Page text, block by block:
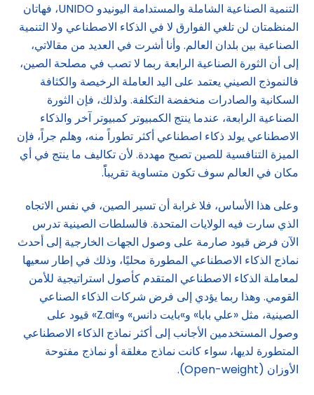
التنمية الصناعية الشاملة والمستدامة اليونيدو UNIDO، فهاتان
المنظمتان لن تلغي الفوارق لا في الذكاء الاصطناعي ولا التنمية
الصناعية بين بلدان العالم. وأنا أشرت في العديد من مقالاتي،
إلى أن الثورة الصناعية الرابعة ربما لا تصب في مصلحة الصين،
فالنموذج الصيني يعتمد على اليد العاملة الرخيصة والكثافة
السكانية والصادرات منخفضة التكلفة. ولذلك، فإن الثورة
الصناعية الرابعة، عندما ينتج الكمبيوتر كمبيوتر آخر والذكاء
الاصطناعي يولد ذكاء اصطناعي أكثر تطوراً منه، وهلم جراً، فإن
الميزة التنافسية للصين تصبح مهددة. لأن تكاليف ما ينتج في أي
مكان في العالم سوف تكون متساوية تقريباًً.
وعلى هذا الأساس، فلا غرابة أن تسير الصين، في نفس الاتجاه
الذي سارت فيه الولايات المتحدة. فالسلطات الصينية تدرس
الآن فرض قيود صارمة على وصول الجهات الخارجية إلى أحدث
نماذج الذكاء الاصطناعي المطورة محليًا، وذلك في إطار سعيها
لمعاملة الذكاء الاصطناعي المتقدم كأصول استراتيجية للأمن
القومي. وهذا ربما يؤدي إلى فرض شركات الذكاء الصناعي
الصينية، مثل «علي بابا» و»بايت دانس» و»Z.ai» قيود على
وصول المستخدمين الأجانب إلى أكثر نماذج الذكاء الاصطناعي
المتطورة لديها، سواء كانت نماذج مغلقة أو نماذج مفتوحة
الأوزان (Open-weight).